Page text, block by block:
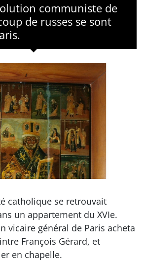
communiste de
de russes se sont
catholique se retrouvait
un appartement du XVIe.
vicaire général de Paris acheta
François Gérard, et
en chapelle.